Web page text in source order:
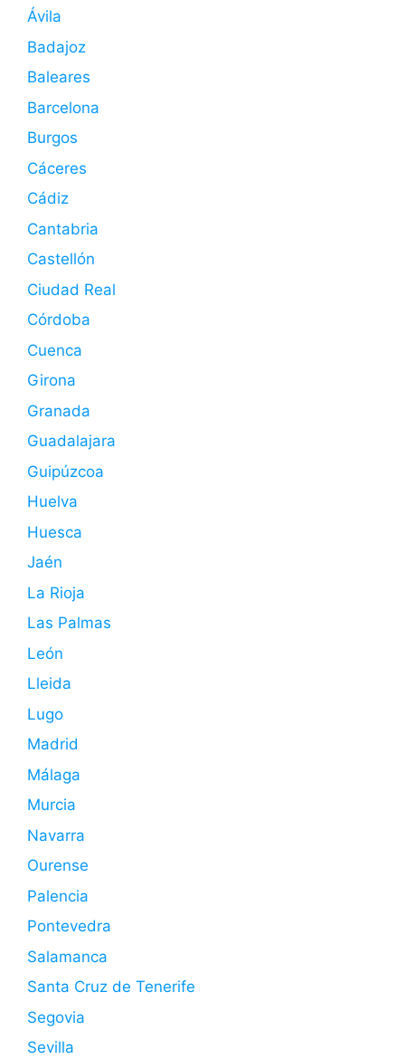
Ávila
Badajoz
Baleares
Barcelona
Burgos
Cáceres
Cádiz
Cantabria
Castellón
Ciudad Real
Córdoba
Cuenca
Girona
Granada
Guadalajara
Guipúzcoa
Huelva
Huesca
Jaén
La Rioja
Las Palmas
León
Lleida
Lugo
Madrid
Málaga
Murcia
Navarra
Ourense
Palencia
Pontevedra
Salamanca
Santa Cruz de Tenerife
Segovia
Sevilla